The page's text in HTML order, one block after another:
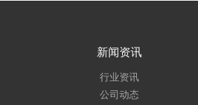
新闻资讯
行业资讯
公司动态